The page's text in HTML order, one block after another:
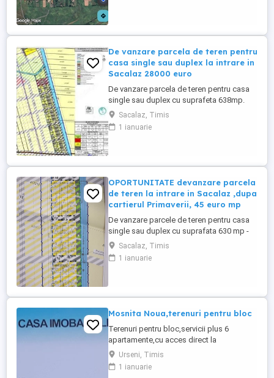
De vanzare parcela de teren pentru
casa single sau duplex la intrare in
Sacalaz 28000 euro
De vanzare parcela de teren pentru casa
single sau duplex cu suprafeta 638mp.
Terenul este situat la intrare in Sacalaz pe
partea stanga dupa cartierul Primaverii .
Utilitatile sunt apa, gaz, curent si drum .
Sacalaz, Timis
1 ianuarie
OPORTUNITATE devanzare parcela
de teren la intrare in Sacalaz ,dupa
cartierul Primaverii, 45 euro mp
De vanzare parcele de teren pentru casa
single sau duplex cu suprafata 630 mp -
750 mp front de 20 mp. Terenul este situat
la intrare in Sacalaz ,dupa cartierul
Primaverii . Utilitatile sunt apa, gaz, curent
Sacalaz, Timis
1 ianuarie
Mosnita Noua,terenuri pentru bloc
Terenuri pentru bloc,servicii plus 6
apartamente,cu acces direct la
asfalt,Calea Urseni. Toate utilitatile.
Distanta pana la centura este 1,4 hm.
Distanta pana la intrarea in Timisoara-
Urseni, Timis
1 ianuarie